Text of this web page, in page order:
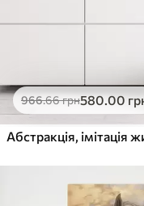
966.66грн580.00
Абстракція, імітація